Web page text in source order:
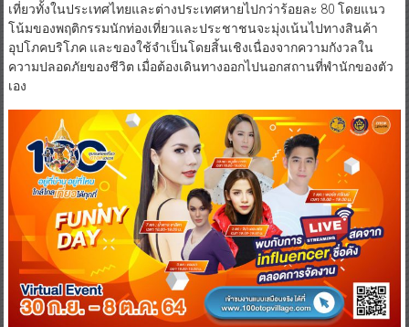
เที่ยวทั้งในประเทศไทยและต่างประเทศหายไปกว่าร้อยละ 80 โดยแนว
โน้มของพฤติกรรมนักท่องเที่ยวและประชาชนจะมุ่งเน้นไปทางสินค้า
อุปโภคบริโภค และของใช้จำเป็นโดยสิ้นเชิงเนื่องจากความกังวลใน
ความปลอดภัยของชีวิต เมื่อต้องเดินทางออกไปนอกสถานที่พำนักของตัว
เอง